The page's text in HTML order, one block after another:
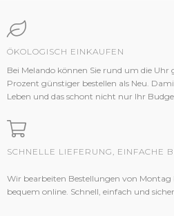
ÖKOLOGISCH EINKAUFEN
Bei Melando können Sie rund um die
Prozent günstiger bestellen als Neu.
Leben und das schont nicht nur Ihr
SCHNELLE LIEFERUNG, EINFACHE
Wir bearbeiten Bestellungen von Montag
bequem online. Schnell, einfach und